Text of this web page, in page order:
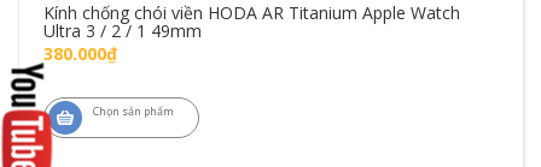
Kính chống chói viền HODA AR Titanium Apple Watch
Ultra 3 / 2 / 1 49mm
380.000₫
Chọn sản phẩm